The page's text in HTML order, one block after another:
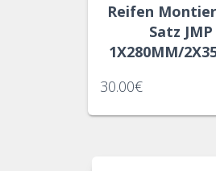
Reifen
Satz JMP
1X280MM/
30.00€